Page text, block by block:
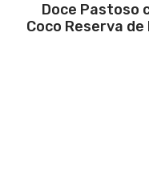
Doce Pastoso
Coco Reserva de